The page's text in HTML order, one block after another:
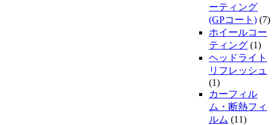
ーティング
(GPコート) (7)
ホイールコー
ティング (1)
ヘッドライト
リフレッシュ
(1)
カーフィル
ム・断熱フィ
ルム (11)